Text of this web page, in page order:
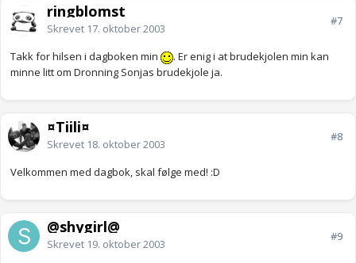
ringblomst
Skrevet 17. oktober 2003
#7
Takk for hilsen i dagboken min
. Er enig i at brudekjolen min kan
minne litt om Dronning Sonjas brudekjole ja.
¤Tiili¤
Skrevet 18. oktober 2003
#8
Velkommen med dagbok, skal følge med! :D
@shygirl@
Skrevet 19. oktober 2003
#9